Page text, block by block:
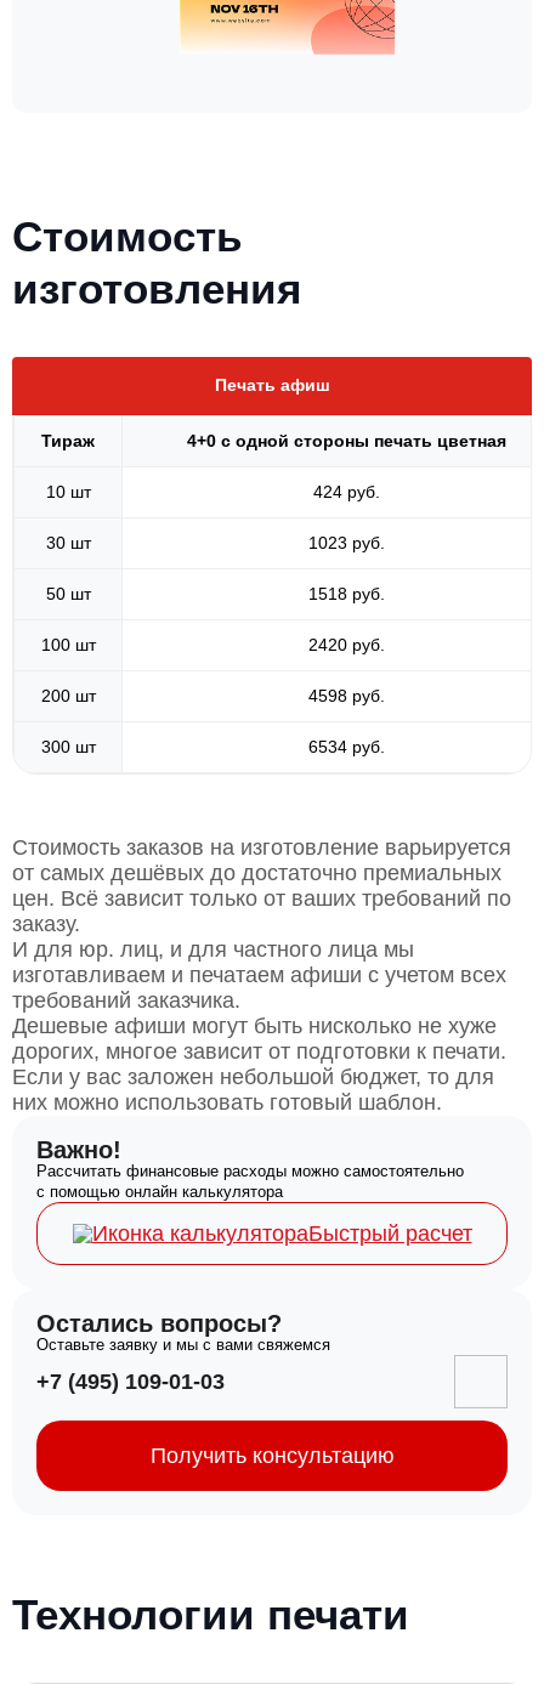
Стоимость
изготовления
Печать афиш
Тираж 4+0 с одной стороны печать цветная
10 шт 424 руб.
30 шт 1023 руб.
50 шт 1518 руб.
100 шт 2420 руб.
200 шт 4598 руб.
300 шт 6534 руб.
Стоимость заказов на изготовление варьируется
от самых дешёвых до достаточно премиальных
цен. Всё зависит только от ваших требований по
заказу.
И для юр. лиц, и для частного лица мы
изготавливаем и печатаем афиши с учетом всех
требований заказчика.
Дешевые афиши могут быть нисколько не хуже
дорогих, многое зависит от подготовки к печати.
Если у вас заложен небольшой бюджет, то для
них можно использовать готовый шаблон.
Важно!
Рассчитать финансовые расходы можно самостоятельно
с помощью онлайн калькулятора
Быстрый расчет
Остались вопросы?
Оставьте заявку и мы с вами свяжемся
+7 (495) 109-01-03
Получить консультацию
Технологии печати